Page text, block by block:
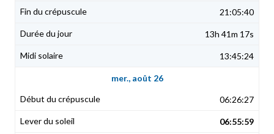
21:05:40
13h 41m 17s
13:45:24
mer., août 26
06:26:27
06:55:59